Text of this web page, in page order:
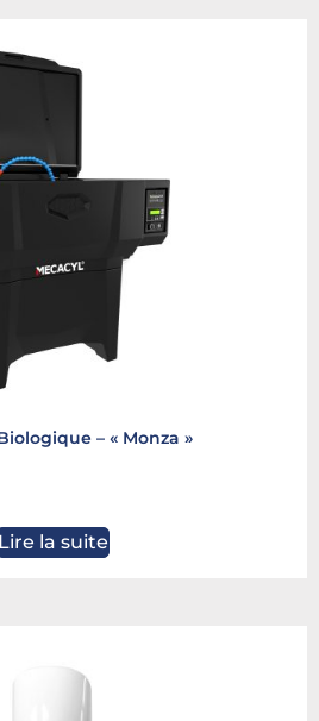
– « Monza »
Lire la suite